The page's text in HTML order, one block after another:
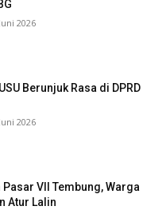
2026
Berunjuk Rasa di DPRD
2026
Pasar VII Tembung, Warga
Atur Lalin